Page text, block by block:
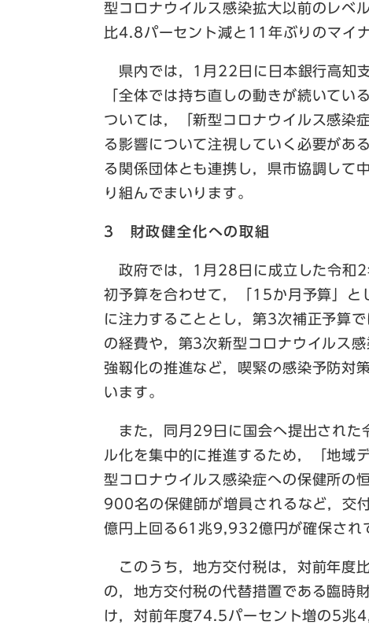
型コロナウイルス感染拡大以前のレベ
比4.8パーセント減と11年ぶりのマイ
県内では，1月22日に日本銀行高知
「全体では持ち直しの動きが続いてい
ついては，「新型コロナウイルス感染
る影響について注視していく必要があ
る関係団体とも連携し，県市協調して
り組んでまいります。
3 財政健全化への取組
政府では，1月28日に成立した令和2
初予算を合わせて，「15か月予算」と
に注力することとし，第3次補正予算
の経費や，第3次新型コロナウイルス
強靱化の推進など，喫緊の感染予防対
います。
また，同月29日に国会へ提出された
ル化を集中的に推進するため，「地域
型コロナウイルス感染症への保健所の
900名の保健師が増員されるなど，交
億円上回る61兆9,932億円が確保され
このうち，地方交付税は，対前年度
の，地方交付税の代替措置である臨時
け，対前年度74.5パーセント増の5兆